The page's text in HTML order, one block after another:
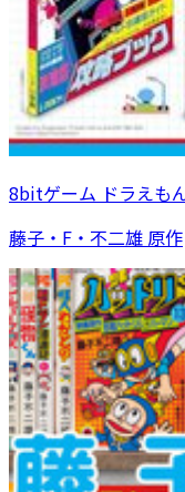
8bitゲーム ドラえも
藤子・F・不二雄 原作